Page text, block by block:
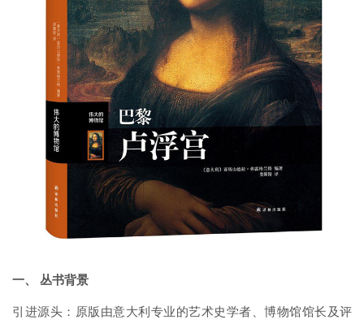
一、 丛书背景
引进源头：原版由意大利专业的艺术史学者、博物馆馆长及评